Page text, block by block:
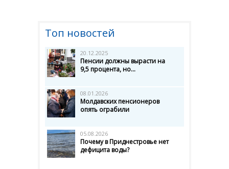
Топ новостей
20.12.2025
Пенсии должны вырасти на
9,5 процента, но...
08.01.2026
Молдавских пенсионеров
опять ограбили
05.08.2026
Почему в Приднестровье нет
дефицита воды?